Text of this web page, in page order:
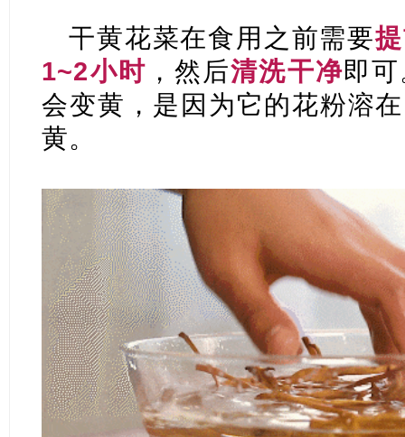
干黄花菜在食用之前需要
1~2小时 ，然后清洗干净即
会变黄，是因为它的花粉溶
黄。